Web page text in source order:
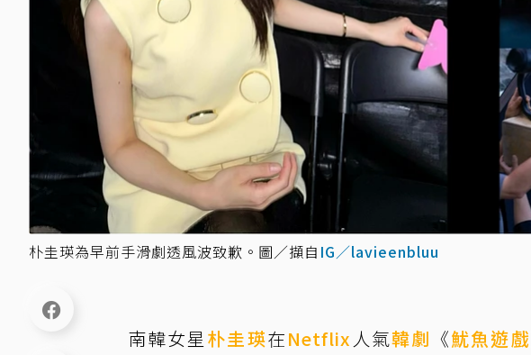
朴圭瑛為早前手滑劇透風波致歉。圖／擷自 IG／lavieenbluu
南韓女星 朴圭瑛在Netflix 人氣韓劇 《魷魚遊戲